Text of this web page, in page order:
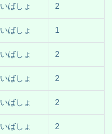
いばしょ 2
いばしょ 1
いばしょ 2
いばしょ 2
いばしょ 2
いばしょ 2